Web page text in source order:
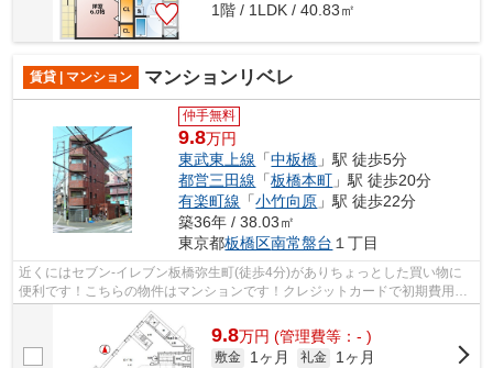
1階 / 1LDK / 40.83㎡
賃貸 | マンション マンションリベレ
仲手無料
9.8万円
東武東上線 「中板橋 」駅 徒歩5分
都営三田線 「板橋本町 」駅 徒歩20分
有楽町線 「小竹向原 」駅 徒歩22分
築36年 / 38.03㎡
東京都板橋区南常盤台 １丁目
近くにはセブン-イレブン板橋弥生町(徒歩4分)がありちょっとした買い物に
便利です！こちらの物件はマンションです！クレジットカードで初期費用を
お支払いいただける物件です！交通の...
9.8万円 (管理費等：- )
敷金 1ヶ月 礼金
1ヶ月